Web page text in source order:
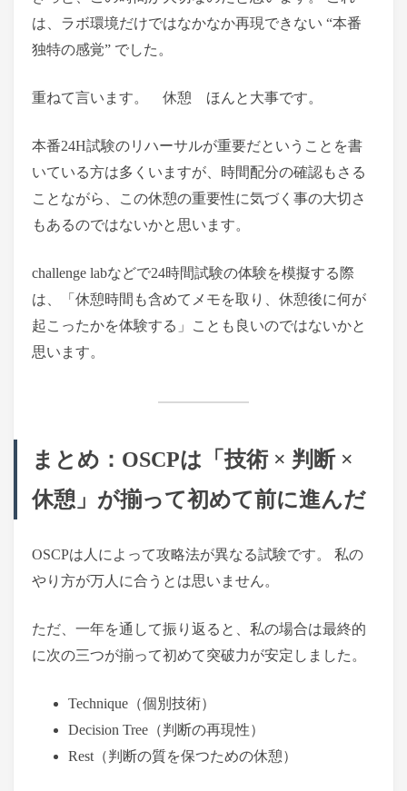
は、ラボ環境だけではなかなか再現できない “本番
独特の感覚” でした。
重ねて言います。 休憩 ほんと大事です。
本番24H試験のリハーサルが重要だということを書
いている方は多くいますが、時間配分の確認もさる
ことながら、この休憩の重要性に気づく事の大切さ
もあるのではないかと思います。
challenge labなどで24時間試験の体験を模擬する際
は、「休憩時間も含めてメモを取り、休憩後に何が
起こったかを体験する」ことも良いのではないかと
思います。
まとめ：OSCPは「技術 × 判断 ×
休憩」が揃って初めて前に進んだ
OSCPは人によって攻略法が異なる試験です。 私の
やり方が万人に合うとは思いません。
ただ、一年を通して振り返ると、私の場合は最終的
に次の三つが揃って初めて突破力が安定しました。
Technique（個別技術）
Decision Tree（判断の再現性）
Rest（判断の質を保つための休憩）